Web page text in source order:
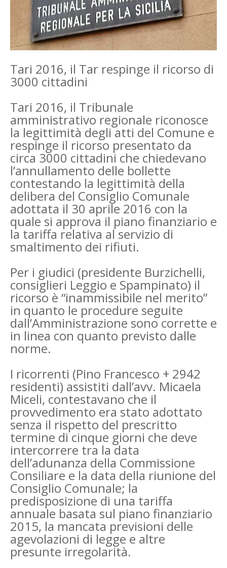
Tari 2016, il Tar respinge il ricorso di
3000 cittadini
Tari 2016, il Tribunale
amministrativo regionale riconosce
la legittimità degli atti del Comune e
respinge il ricorso presentato da
circa 3000 cittadini che chiedevano
l’annullamento delle bollette
contestando la legittimità della
delibera del Consiglio Comunale
adottata il 30 aprile 2016 con la
quale si approva il piano finanziario e
la tariffa relativa al servizio di
smaltimento dei rifiuti.
Per i giudici (presidente Burzichelli,
consiglieri Leggio e Spampinato) il
ricorso è “inammissibile nel merito”
in quanto le procedure seguite
dall’Amministrazione sono corrette e
in linea con quanto previsto dalle
norme.
I ricorrenti (Pino Francesco + 2942
residenti) assistiti dall’avv. Micaela
Miceli, contestavano che il
provvedimento era stato adottato
senza il rispetto del prescritto
termine di cinque giorni che deve
intercorrere tra la data
dell’adunanza della Commissione
Consiliare e la data della riunione del
Consiglio Comunale; la
predisposizione di una tariffa
annuale basata sul piano finanziario
2015, la mancata previsioni delle
agevolazioni di legge e altre
presunte irregolarità.